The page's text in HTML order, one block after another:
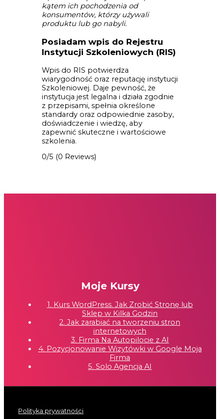
kątem ich pochodzenia od
konsumentów, którzy używali
produktu lub go nabyli.
Posiadam wpis do Rejestru
Instytucji Szkoleniowych (RIS)
Wpis do RIS potwierdza
wiarygodność oraz reputację instytucji
Szkoleniowej. Daje pewność, że
instytucja jest legalna i działa zgodnie
z przepisami, spełnia określone
standardy oraz odpowiednie zasoby,
doświadczenie i wiedzę, aby
zapewnić skuteczne i wartościowe
szkolenia.
0/5 (0 Reviews)
Moje Kursy
1. Kurs WordPress. Jak Zrobić Stronę lub
Sklep w Kilka Godzin
2. Jak zarabiać na tworzeniu stron
internetowych
3. Firma Na Autopilocie z AI
4. Pozycjonowanie Wizytówki w Google Moja
Firma
5. Solo Agencja AI
Polityka prywatności